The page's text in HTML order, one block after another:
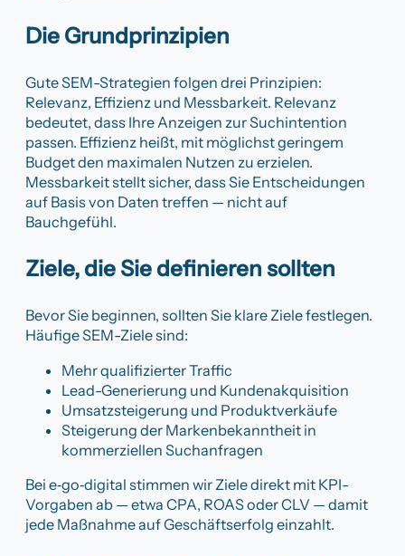
Die Grundprinzipien
Gute SEM-Strategien folgen drei Prinzipien:
Relevanz, Effizienz und Messbarkeit. Relevanz
bedeutet, dass Ihre Anzeigen zur Suchintention
passen. Effizienz heißt, mit möglichst geringem
Budget den maximalen Nutzen zu erzielen.
Messbarkeit stellt sicher, dass Sie Entscheidungen
auf Basis von Daten treffen — nicht auf
Bauchgefühl.
Ziele, die Sie definieren sollten
Bevor Sie beginnen, sollten Sie klare Ziele festlegen.
Häufige SEM-Ziele sind:
Mehr qualifizierter Traffic
Lead-Generierung und Kundenakquisition
Umsatzsteigerung und Produktverkäufe
Steigerung der Markenbekanntheit in
kommerziellen Suchanfragen
Bei e‑go‑digital stimmen wir Ziele direkt mit KPI-
Vorgaben ab — etwa CPA, ROAS oder CLV — damit
jede Maßnahme auf Geschäftserfolg einzahlt.